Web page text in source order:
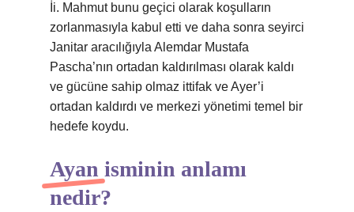
İi. Mahmut bunu geçici olarak koşulların
zorlanmasıyla kabul etti ve daha sonra seyirci
Janitar aracılığıyla Alemdar Mustafa
Pascha’nın ortadan kaldırılması olarak kaldı
ve gücüne sahip olmaz ittifak ve Ayer’i
ortadan kaldırdı ve merkezi yönetimi temel bir
hedefe koydu.
Ayan isminin anlamı
nedir?